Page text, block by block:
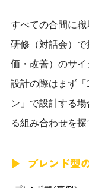
すべての合間に
研修（対話会）
価・改善）のサイ
設計の際はまず
ン」で設計する
る組み合わせを探
ブレンド型